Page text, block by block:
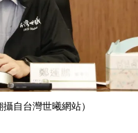
自台灣世曦網站）